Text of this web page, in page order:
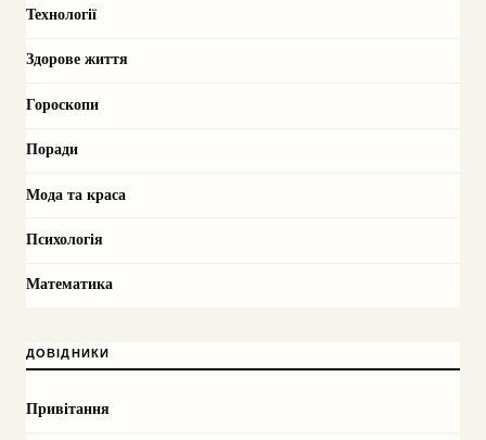
Технології
Здорове життя
Гороскопи
Поради
Мода та краса
Психологія
Математика
ДОВІДНИКИ
Привітання